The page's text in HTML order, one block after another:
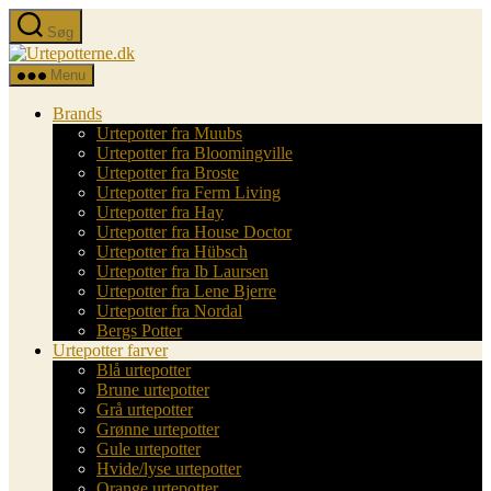
Spring
til
indholdet
Søg
Urtepotterne.dk
Menu
Brands
Urtepotter fra Muubs
Urtepotter fra Bloomingville
Urtepotter fra Broste
Urtepotter fra Ferm Living
Urtepotter fra Hay
Urtepotter fra House Doctor
Urtepotter fra Hübsch
Urtepotter fra Ib Laursen
Urtepotter fra Lene Bjerre
Urtepotter fra Nordal
Bergs Potter
Urtepotter farver
Blå urtepotter
Brune urtepotter
Grå urtepotter
Grønne urtepotter
Gule urtepotter
Hvide/lyse urtepotter